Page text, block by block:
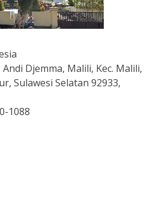
Andi Djemma, Malili, Kec. Malili,
Sulawesi Selatan 92933,
1088